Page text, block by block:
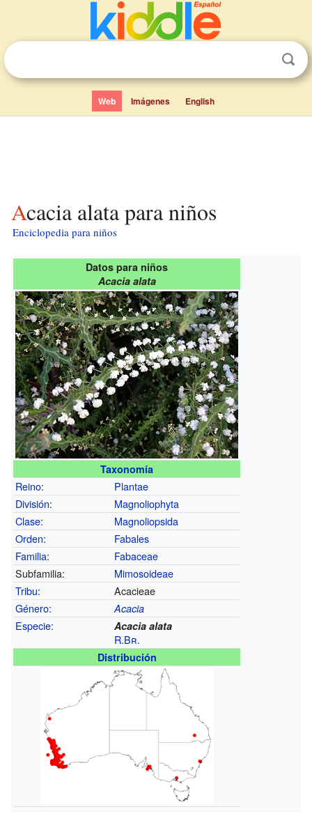
Web Imágenes English
Acacia alata para niños
Enciclopedia para niños
Datos para niños
Acacia alata
Taxonomía
Reino:
Plantae
División:
Magnoliophyta
Clase:
Magnoliopsida
Orden:
Fabales
Familia:
Fabaceae
Subfamilia:
Mimosoideae
Tribu:
Acacieae
Género: Acacia
Especie: Acacia alata
R.Br.
Distribución